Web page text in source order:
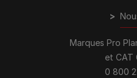
>
Marques Pro
et CAT
0 800